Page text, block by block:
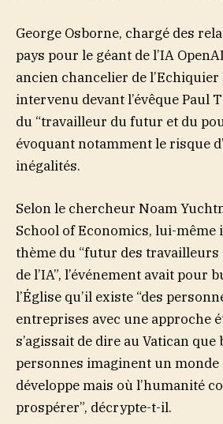
George Osborne, chargé des
pays pour le géant de l’IA
ancien chancelier de
intervenu devant l’évêque Paul
du “travailleur du futur et du
évoquant notamment le risque
inégalités.
Selon le chercheur Noam
School of Economics, lui-
thème du “futur des travailleurs
de l’IA”, l’événement avait pour
l’Église qu’il existe “des
entreprises avec une approche
s’agissait de dire au Vatican que
personnes imaginent un monde
développe mais où l’humanité
prospérer”, décrypte-t-il.